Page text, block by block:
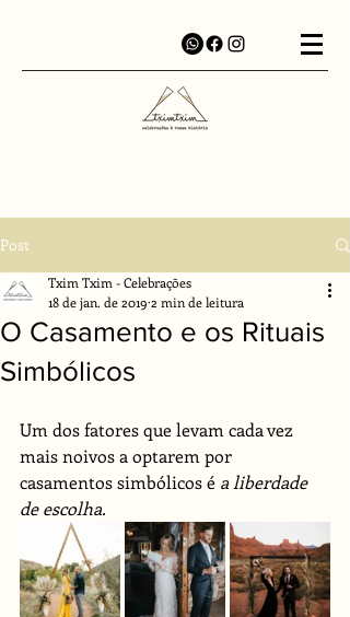
Post
O Casamento e os Rituais
Simbólicos
Txim Txim - Celebrações
18 de jan. de 2019 2 min de leitura
Um dos fatores que levam cada vez
mais noivos a optarem por
casamentos simbólicos é a liberdade
de escolha.